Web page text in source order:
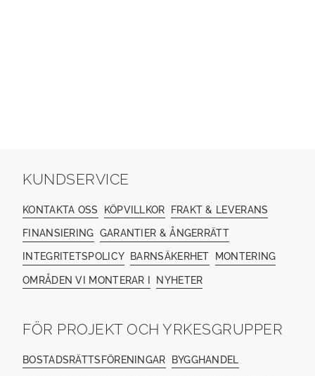
KUNDSERVICE
KONTAKTA OSS KÖPVILLKOR FRAKT & LEVERANS
FINANSIERING GARANTIER & ÅNGERRÄTT
INTEGRITETSPOLICY BARNSÄKERHET MONTERING
OMRÅDEN VI MONTERAR I NYHETER
FÖR PROJEKT OCH YRKESGRUPPER
BOSTADSRÄTTSFÖRENINGAR BYGGHANDEL